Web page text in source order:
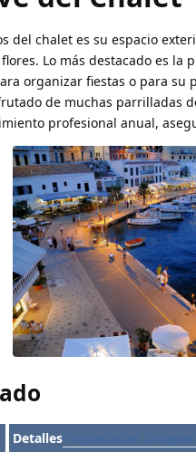
del chalet es su espacio
Lo más destacado es
organizar fiestas o para su
de muchas parrilladas
profesional anual,
DetallesPropiedades